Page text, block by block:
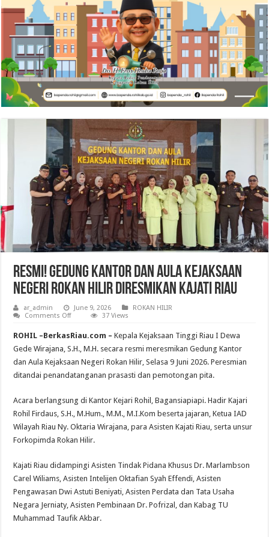
RESMI! Gedung Kantor dan Aula Kejaksaan
Negeri Rokan Hilir Diresmikan Kajati Riau
ar_admin June 9, 2026
ROKAN HILIR
Comments Offon
Gedung
Kantor
dan
Aula
Kejaksaan
Rokan
Kajati
37 Views
ROHIL –BerkasRiau.com – Kepala Kejaksaan Tinggi Riau I Dewa
Gede Wirajana, S.H., M.H. secara resmi meresmikan Gedung Kantor
dan Aula Kejaksaan Negeri Rokan Hilir, Selasa 9 Juni 2026. Peresmian
ditandai penandatanganan prasasti dan pemotongan pita.
Acara berlangsung di Kantor Kejari Rohil, Bagansiapiapi. Hadir Kajari
Rohil Firdaus, S.H., M.Hum., M.M., M.I.Kom beserta jajaran, Ketua IAD
Wilayah Riau Ny. Oktaria Wirajana, para Asisten Kajati Riau, serta unsur
Forkopimda Rokan Hilir.
Kajati Riau didampingi Asisten Tindak Pidana Khusus Dr. Marlambson
Carel Wiliams, Asisten Intelijen Oktafian Syah Effendi, Asisten
Pengawasan Dwi Astuti Beniyati, Asisten Perdata dan Tata Usaha
Negara Jerniaty, Asisten Pembinaan Dr. Pofrizal, dan Kabag TU
Muhammad Taufik Akbar.